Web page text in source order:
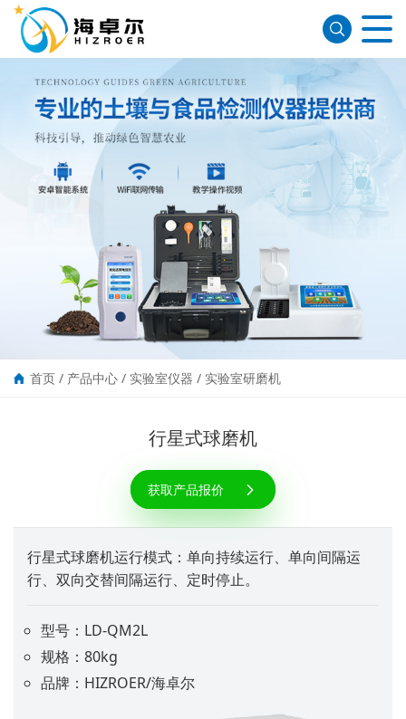
首页 / 产品中心 / 实验室仪器 / 实验室研磨机
行星式球磨机
获取产品报价
行星式球磨机运行模式：单向持续运行、单向间隔运
行、双向交替间隔运行、定时停止。
型号：LD-QM2L
规格：80kg
品牌：HIZROER/海卓尔